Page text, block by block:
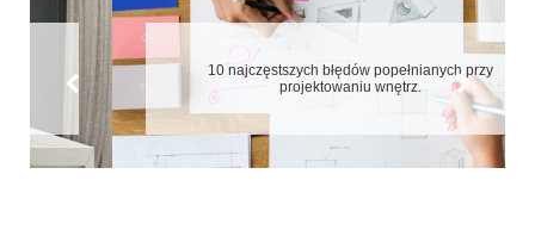
10 najczęstszych błędów popełnianych przy
projektowaniu wnętrz.